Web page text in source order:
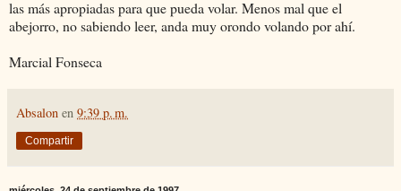
las más apropiadas para que pueda volar. Menos mal que el
abejorro, no sabiendo leer, anda muy orondo volando por ahí.
Marcial Fonseca
Absalon en 9:39 p. m.
Compartir